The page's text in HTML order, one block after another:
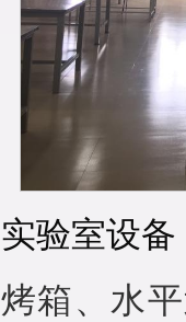
实验室设备
烤箱、水